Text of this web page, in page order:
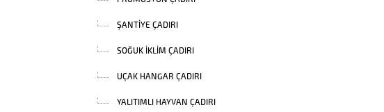
ŞANTIYE ÇADIRI
SOĞUK İKLIM ÇADIRI
UÇAK HANGAR ÇADIRI
YALITIMLI HAYVAN ÇADIRI